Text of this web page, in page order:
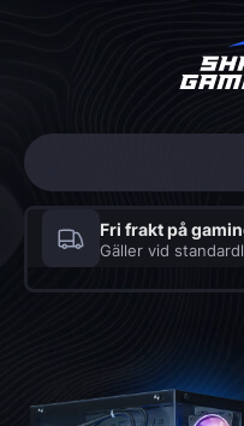
Fri frakt på
Gäller vid